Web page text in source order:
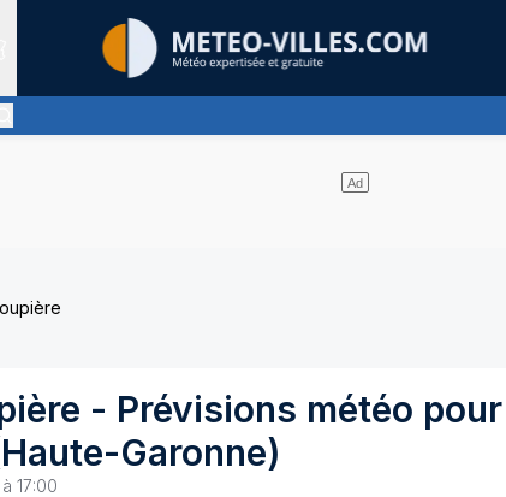
Sites expertis&eacute;s
l'emportent sur les éclaircies - pas ou très peu de pluie
- Prévisions météo pour
Haute-Garonne)
17:00